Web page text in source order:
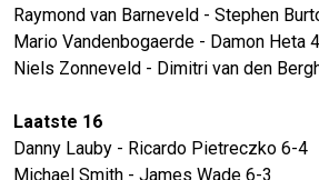
Raymond van Barneveld - Stephen
Mario Vandenbogaerde - Damon Heta
Niels Zonneveld - Dimitri van den
Laatste 16
Danny Lauby - Ricardo Pietreczko 6-4
Michael Smith - James Wade 6-3